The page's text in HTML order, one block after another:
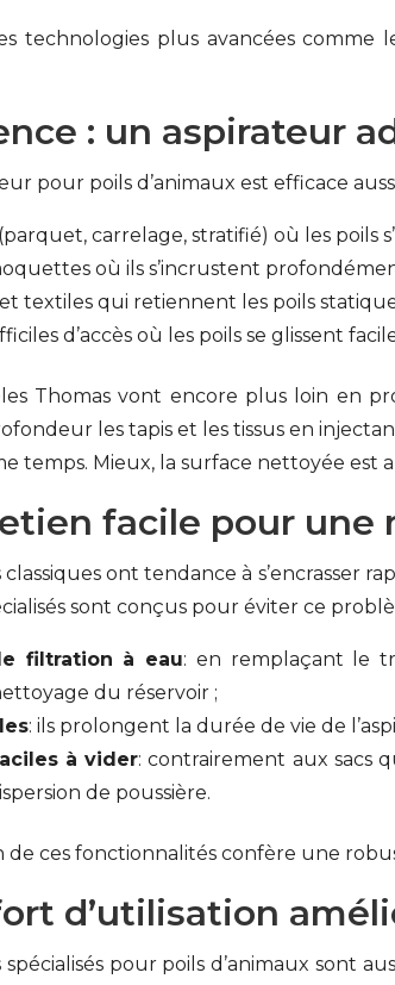
technologies plus avancées
: un aspirateur
pour poils d’animaux est efficace
carrelage, stratifié) où les poils
où ils s’incrustent
textiles qui retiennent les poils
d’accès où les poils se glissent
Thomas vont encore plus loin en
les tapis et les tissus en
temps. Mieux, la surface nettoyée est
facile pour une
classiques ont tendance à s’encrasser
sont conçus pour éviter ce
filtration à eau: en remplaçant le
du réservoir ;
: ils prolongent la durée de vie de
à vider: contrairement aux sacs
de poussière.
de ces fonctionnalités confère une
d’utilisation
spécialisés pour poils d’animaux sont